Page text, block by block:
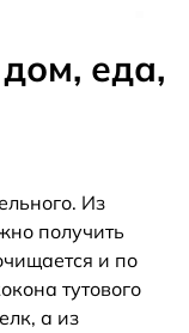
еда,
Из
получить
и по
тутового
а из